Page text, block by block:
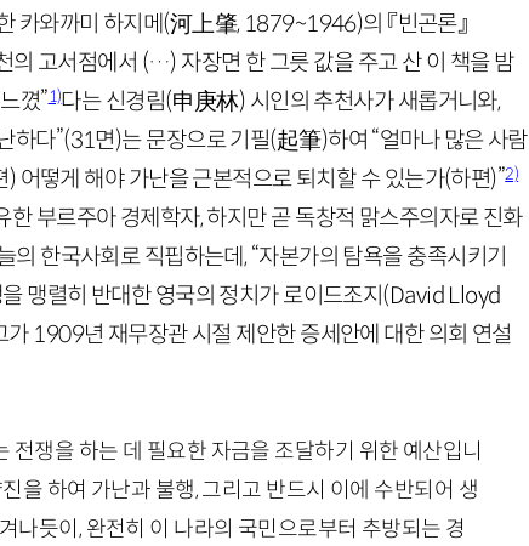
카와까미 하지메 (河上肇, 1879~1946)의 『빈곤론』
의 고서점에서 (…) 자장면 한 그릇 값을 주고 산 이 책을 밤
꼈”1)다는 신경림(申庚林) 시인의 추천사가 새롭거니와,
하다”(31면)는 문장으로 기필(起筆)하여 “얼마나 많은 사람
) 어떻게 해야 가난을 근본적으로 퇴치할 수 있는가(하편)”2)
부르주아 경제학자, 하지만 곧 독창적 맑스주의자로 진화
한국사회로 직핍하는데, “자본가의 탐욕을 충족시키기
맹렬히 반대한 영국의 정치가 로이드조지(David Lloyd
가 1909년 재무장관 시절 제안한 증세안에 대한 의회 연설
쟁을 하는 데 필요한 자금을 조달하기 위한 예산입니
을 하여 가난과 불행, 그리고 반드시 이에 수반되어 생
나듯이, 완전히 이 나라의 국민으로부터 추방되는 경